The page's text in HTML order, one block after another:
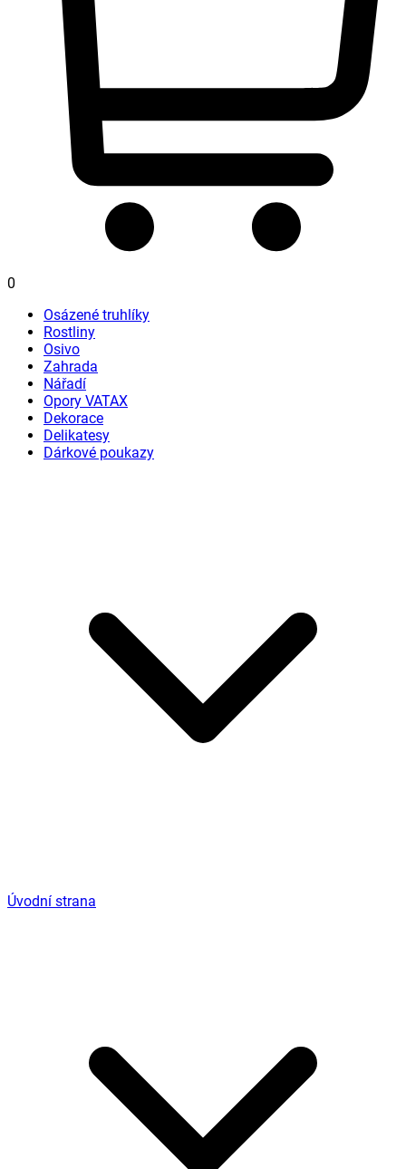
0
Osázené truhlíky
Rostliny
Osivo
Zahrada
Nářadí
Opory VATAX
Dekorace
Delikatesy
Dárkové poukazy
Úvodní strana